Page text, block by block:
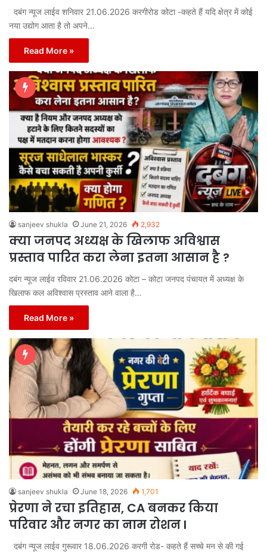
दबंग न्यूज लाईव शनिवार 21.06.2026 करगीरोड कोटा -कहते हैं यदि क्षेत्र में कोई
नया उद्योग आता है तो अपने…
Read More »
sanjeev shukla June 21, 2026 2,932
क्या जनपद अध्यक्ष के खिलाफ अविश्वास
प्रस्ताव पारित करा लेना इतना आसान है ?
दबंग न्यूज लाईव रविवार 21.06.2026 कोटा – कोटा जनपद पंचायत में अध्यक्ष के
खिलाफ कल अविश्वास प्रस्ताव आने वाला है…
Read More »
sanjeev shukla June 18, 2026 1,701
प्रेरणा ने रचा इतिहास, CA बनकर किया
परिवार और नगर का नाम रोशन I
दबंग न्यूज लाईव गुरूवार 18.06.2026 करगी रोड- कहते हैं सच्चे मन से की गई